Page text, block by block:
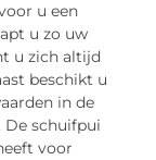
u een
u zo uw
u zich altijd
beschikt u
in de
schuifpui
voor